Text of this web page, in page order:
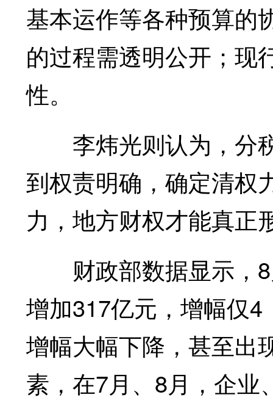
基本运作等各种预算的
的过程需透明公开；现
性。
李炜光则认为，分
到权责明确，确定清权
力，地方财权才能真正
财政部数据显示，8
增加317亿元，增幅仅
增幅大幅下降，甚至出
素，在7月、8月，企业